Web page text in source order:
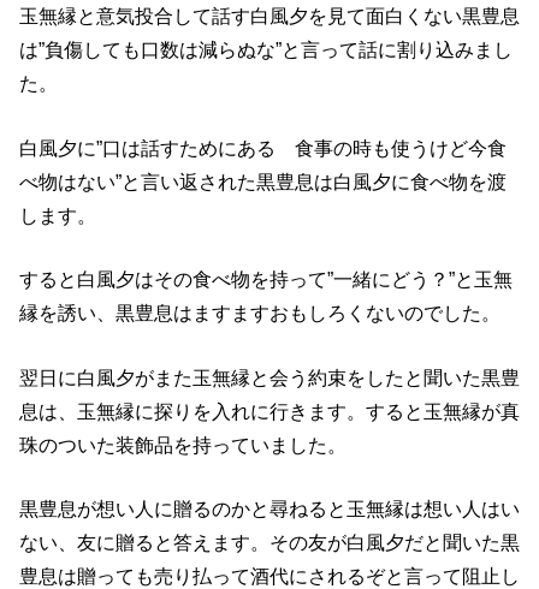
玉無縁と意気投合して話す白風夕を見て面白くない黒豊息
は”負傷しても口数は減らぬな”と言って話に割り込みまし
た。
白風夕に”口は話すためにある 食事の時も使うけど今食
べ物はない”と言い返された黒豊息は白風夕に食べ物を渡
します。
すると白風夕はその食べ物を持って”一緒にどう？”と玉無
縁を誘い、黒豊息はますますおもしろくないのでした。
翌日に白風夕がまた玉無縁と会う約束をしたと聞いた黒豊
息は、玉無縁に探りを入れに行きます。すると玉無縁が真
珠のついた装飾品を持っていました。
黒豊息が想い人に贈るのかと尋ねると玉無縁は想い人はい
ない、友に贈ると答えます。その友が白風夕だと聞いた黒
豊息は贈っても売り払って酒代にされるぞと言って阻止し